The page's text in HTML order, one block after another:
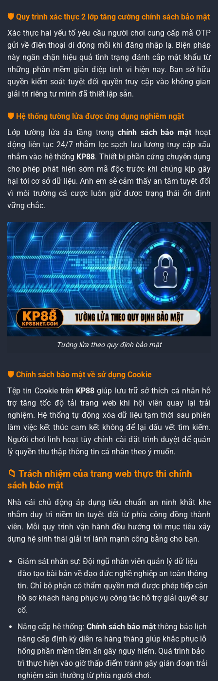
🛡️ Quy trình xác thực 2 lớp tăng cường chính sách bảo mật
Xác thực hai yếu tố yêu cầu người chơi cung cấp mã OTP
gửi về điện thoại di động mỗi khi đăng nhập lạ. Biện pháp
này ngăn chặn hiệu quả tình trạng đánh cắp mật khẩu từ
những phần mềm gián điệp tinh vi hiện nay. Bạn sở hữu
quyền kiểm soát tuyệt đối quyền truy cập vào không gian
giải trí riêng tư mình đã thiết lập sẵn.
🛡️ Hệ thống tường lửa được ứng dụng nghiêm ngặt
Lớp tường lửa đa tầng trong chính sách bảo mật hoạt
động liên tục 24/7 nhằm lọc sạch lưu lượng truy cập xấu
nhắm vào hệ thống KP88. Thiết bị phần cứng chuyên dụng
cho phép phát hiện sớm mã độc trước khi chúng kịp gây
hại tới cơ sở dữ liệu. Anh em sẽ cảm thấy an tâm tuyệt đối
vì môi trường cá cược luôn giữ được trạng thái ổn định
vững chắc.
Tường lửa theo quy định bảo mật
🛡️ Chính sách bảo mật về sử dụng Cookie
Tệp tin Cookie trên KP88 giúp lưu trữ sở thích cá nhân hỗ
trợ tăng tốc độ tải trang web khi hội viên quay lại trải
nghiệm. Hệ thống tự động xóa dữ liệu tạm thời sau phiên
làm việc kết thúc cam kết không để lại dấu vết tìm kiếm.
Người chơi linh hoạt tùy chỉnh cài đặt trình duyệt để quản
lý quyền thu thập thông tin cá nhân theo ý muốn.
📁 Trách nhiệm của trang web thực thi chính
sách bảo mật
Nhà cái chủ động áp dụng tiêu chuẩn an ninh khắt khe
nhằm duy trì niềm tin tuyệt đối từ phía cộng đồng thành
viên. Mỗi quy trình vận hành đều hướng tới mục tiêu xây
dựng hệ sinh thái giải trí lành mạnh công bằng cho bạn.
Giám sát nhân sự: Đội ngũ nhân viên quản lý dữ liệu
đào tạo bài bản về đạo đức nghề nghiệp an toàn thông
tin. Chỉ bộ phận có thẩm quyền mới được phép tiếp cận
hồ sơ khách hàng phục vụ công tác hỗ trợ giải quyết sự
cố.
Nâng cấp hệ thống: Chính sách bảo mậtthông báo lịch
nâng cấp định kỳ diễn ra hàng tháng giúp khắc phục lỗ
hổng phần mềm tiềm ẩn gây nguy hiểm. Quá trình bảo
trì thực hiện vào giờ thấp điểm tránh gây gián đoạn trải
nghiệm săn thưởng từ phía người chơi.